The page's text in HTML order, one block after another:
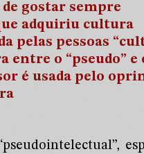
gostar sempre
adquiriu cultura
pelas pessoas
entre o “pseudo” e
é usada pelo